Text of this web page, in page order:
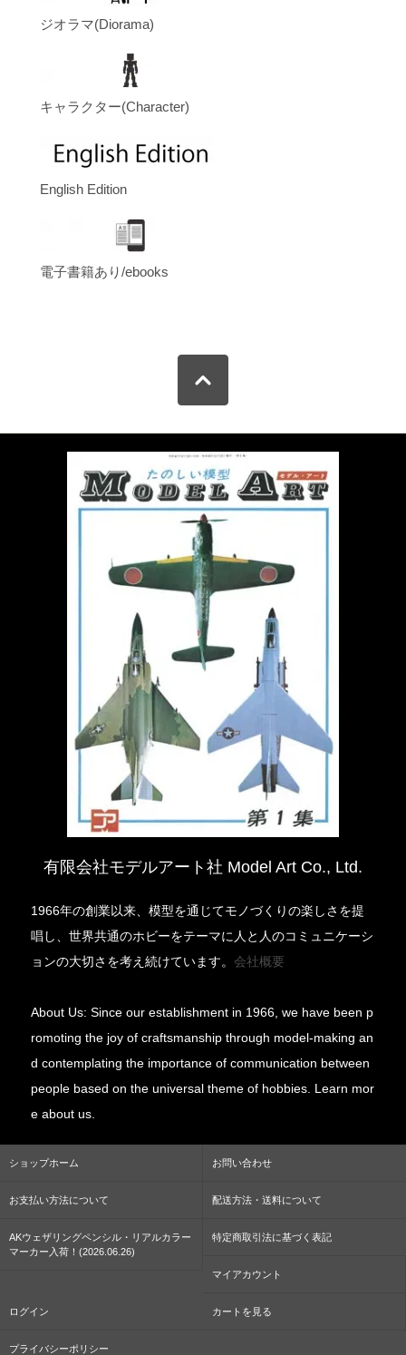
ジオラマ(Diorama)
キャラクター(Character)
English Edition
電子書籍あり/ebooks
有限会社モデルアート社 Model Art Co., Ltd.
1966年の創業以来、模型を通じてモノづくりの楽しさを提
唱し、世界共通のホビーをテーマに人と人のコミュニケーシ
ョンの大切さを考え続けています。会社概要
About Us: Since our establishment in 1966, we have been p
romoting the joy of craftsmanship through model-making an
d contemplating the importance of communication between
people based on the universal theme of hobbies. Learn mor
e about us.
ショップホーム お問い合わせ
お支払い方法について 配送方法・送料について
AKウェザリングペンシル・リアルカラー
マーカー入荷！(2026.06.26)
特定商取引法に基づく表記
マイアカウント
ログイン カートを見る
プライバシーポリシー